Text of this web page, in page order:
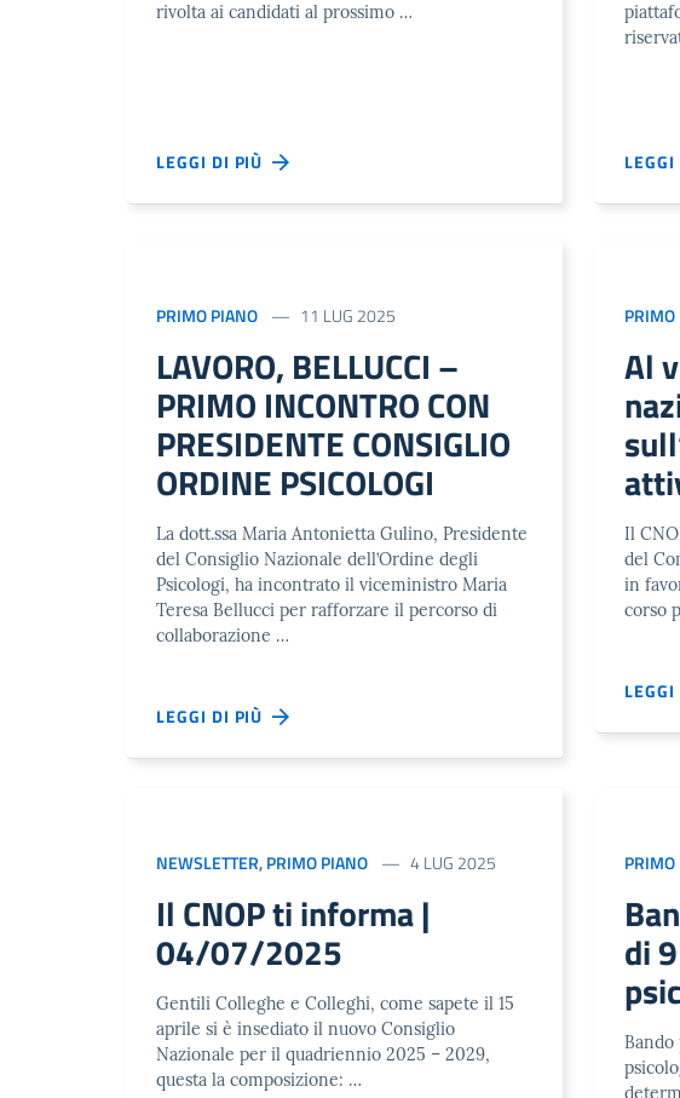
rivolta ai candidati al prossimo …
LEGGI DI PIÙ
PRIMO PIANO 11 LUG 2025
LAVORO, BELLUCCI –
PRIMO INCONTRO CON
PRESIDENTE CONSIGLIO
ORDINE PSICOLOGI
La dott.ssa Maria Antonietta Gulino, Presidente
del Consiglio Nazionale dell’Ordine degli
Psicologi, ha incontrato il viceministro Maria
Teresa Bellucci per rafforzare il percorso di
collaborazione …
LEGGI DI PIÙ
Al
Il
del
in
corso
NEWSLETTER,PRIMO PIANO 4 LUG 2025
Il CNOP ti informa |
04/07/2025
Gentili Colleghe e Colleghi, come sapete il 15
aprile si è insediato il nuovo Consiglio
Nazionale per il quadriennio 2025 – 2029,
questa la composizione: …
di